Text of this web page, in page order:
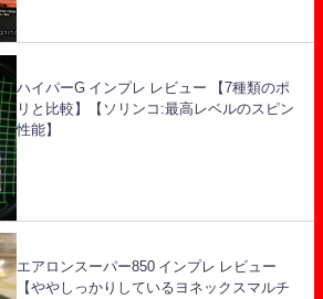
ハイパーG インプレ レビュー 【7種類のポ
リと比較】【ソリンコ:最高レベルのスピン
性能】
エアロンスーパー850 インプレ レビュー
【ややしっかりしているヨネックスマルチ